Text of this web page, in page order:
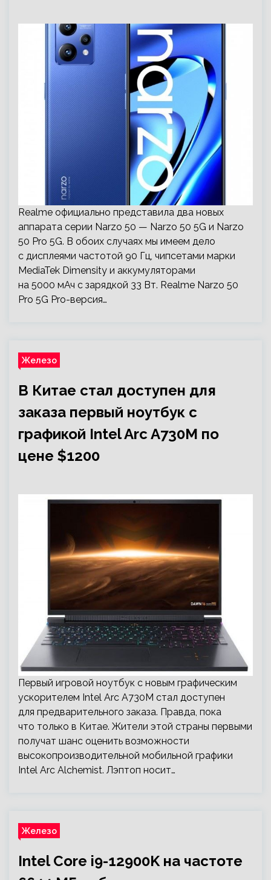
Realme официально представила два новых
аппарата серии Narzo 50 — Narzo 50 5G и Narzo
50 Pro 5G. В обоих случаях мы имеем дело
с дисплеями частотой 90 Гц, чипсетами марки
MediaTek Dimensity и аккумуляторами
на 5000 мАч с зарядкой 33 Вт. Realme Narzo 50
Pro 5G Pro-версия…
Железо
В Китае стал доступен для
заказа первый ноутбук с
графикой Intel Arc A730M по
цене $1200
Первый игровой ноутбук с новым графическим
ускорителем Intel Arc A730M стал доступен
для предварительного заказа. Правда, пока
что только в Китае. Жители этой страны первыми
получат шанс оценить возможности
высокопроизводительной мобильной графики
Intel Arc Alchemist. Лэптоп носит…
Железо
Intel Core i9-12900K на частоте